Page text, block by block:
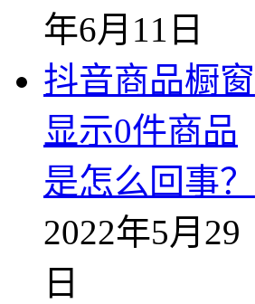
年6月11日
抖音商品橱窗
显示0件商品
是怎么回事？
2022年5月29
日